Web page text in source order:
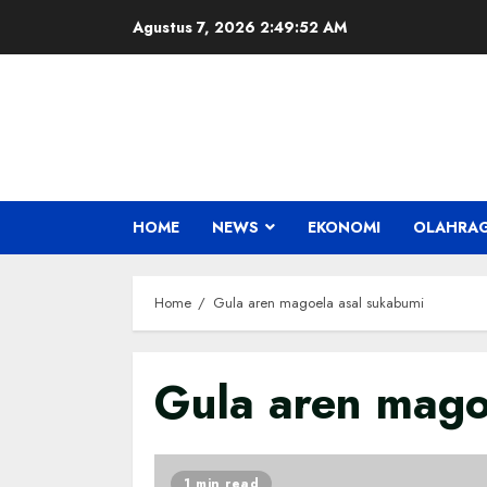
Agustus 7, 2026 2:49:52 AM
HOME NEWS EKONOMI
Home Gula aren magoela asal sukabumi
Gula aren